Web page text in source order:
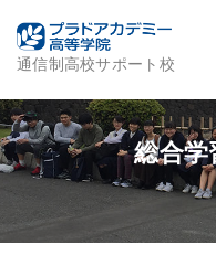
通信制高校サポート校
総合